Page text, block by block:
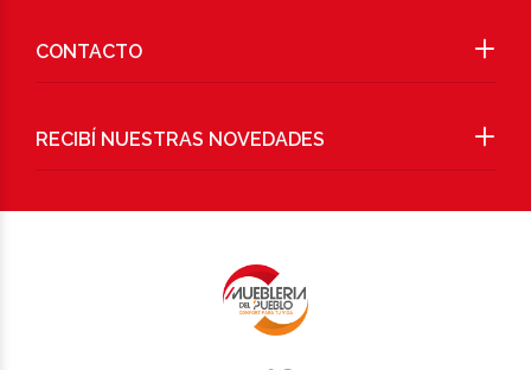
RECIBÍ NUESTRAS NOVEDADES
CONTACTO